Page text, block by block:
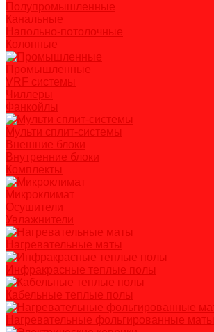
Полупромышленные
Канальные
Напольно-потолочные
Колонные
Промышленные
VRF системы
Чиллеры
Фанкойлы
Мульти сплит-системы
Внешние блоки
Внутренние блоки
Комплекты
Микроклимат
Осушители
Увлажнители
Нагревательные маты
Инфракрасные теплые полы
Кабельные теплые полы
Нагревательные фольгированные маты